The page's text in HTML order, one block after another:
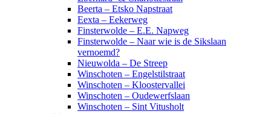
Beerta – Etsko Napstraat
Eexta – Eekerweg
Finsterwolde – E.E. Napweg
Finsterwolde – Naar wie is de Sikslaan
vernoemd?
Nieuwolda – De Streep
Winschoten – Engelstilstraat
Winschoten – Kloostervallei
Winschoten – Oudewerfslaan
Winschoten – Sint Vitusholt